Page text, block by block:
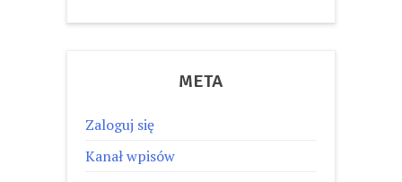
META
Zaloguj się
Kanał wpisów